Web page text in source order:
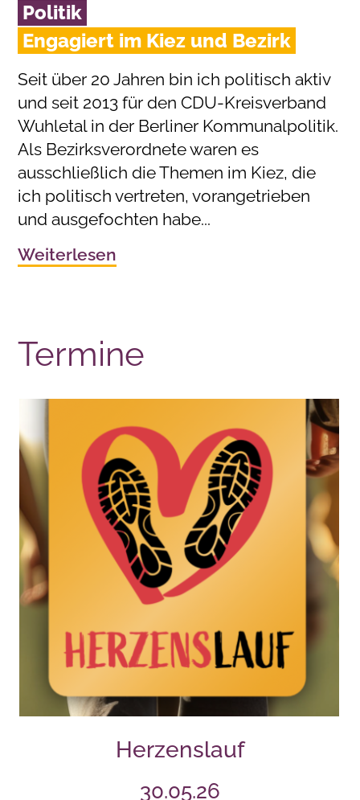
Politik
Engagiert im Kiez und Bezirk
Seit über 20 Jahren bin ich politisch aktiv
und seit 2013 für den CDU-Kreisverband
Wuhletal in der Berliner Kommunalpolitik.
Als Bezirksverordnete waren es
ausschließlich die Themen im Kiez, die
ich politisch vertreten, vorangetrieben
und ausgefochten habe...
Weiterlesen
Termine
Herzenslauf
30.05.26